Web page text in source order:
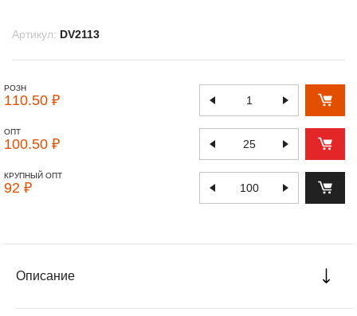
Артикул: DV2113
РОЗН
110.50 ₽
ОПТ
100.50 ₽
КРУПНЫЙ ОПТ
92 ₽
Описание